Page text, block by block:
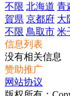
不限 北海道 青
賀県 京都府 大
不限 鳥取市 米
信息列表
没有相关信息
赞助推广
网站协议